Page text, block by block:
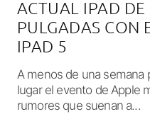
ACTUAL IPAD DE
PULGADAS CON
IPAD 5
A menos de una semana
lugar el evento de Apple
rumores que suenan a...